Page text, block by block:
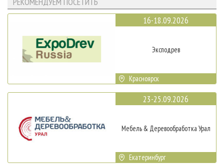
16-18.09.2026
Эксподрев
Красноярск
23-25.09.2026
Мебель & Деревообработка Урал
Екатеринбург